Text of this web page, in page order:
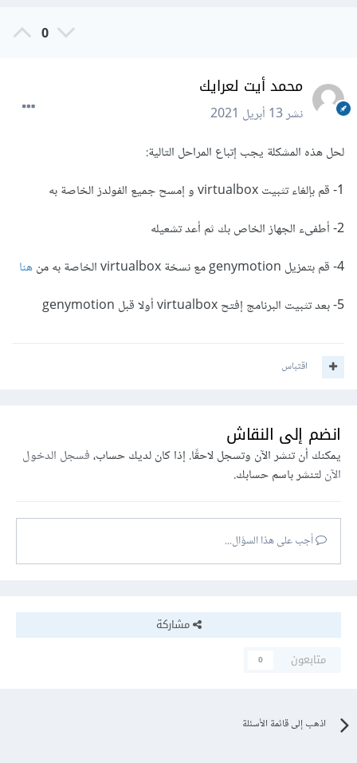
0
محمد أيت لعرايك
نشر13 أبريل 2021
لحل هذه المشكلة يجب إتباع المراحل التالية:
1- قم بإلغاء تثبيت virtualbox و إمسح جميع الفولدز الخاصة به
2- أطفىء الجهاز الخاص بك ثم أعد تشعيله
4- قم بتمزيل genymotion مع نسخة virtualbox الخاصة به من
هنا
5- بعد تثبيت البرنامج إفتح virtualbox أولا قبل genymotion
اقتباس
انضم إلى النقاش
يمكنك أن تنشر الآن وتسجل لاحقًا. إذا كان لديك حساب،فسجل الدخول
الآنلتنشر باسم حسابك.
أجب على هذا السؤال...
مشاركة
متابعون
0
اذهب إلى قائمة الأسئلة